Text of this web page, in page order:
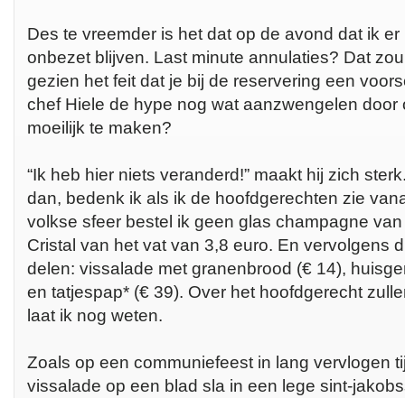
Des te vreemder is het dat op de avond dat ik
onbezet blijven. Last minute annulaties? Dat
gezien het feit dat je bij de reservering een
chef Hiele de hype nog wat aanzwengelen door
moeilijk te maken?
“Ik heb hier niets veranderd!” maakt hij zich
dan, bedenk ik als ik de hoofdgerechten zie
volkse sfeer bestel ik geen glas champagne
Cristal van het vat van 3,8 euro. En vervolgens
delen: vissalade met granenbrood (€ 14),
en tatjespap* (€ 39). Over het hoofdgerecht
laat ik nog weten.
Zoals op een communiefeest in lang vervlogen
vissalade op een blad sla in een lege sint-